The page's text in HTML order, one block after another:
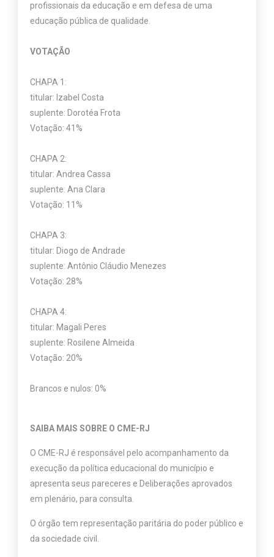
profissionais da educação e em defesa de uma
educação pública de qualidade.
VOTAÇÃO
CHAPA 1:
titular: Izabel Costa
suplente: Dorotéa Frota
Votação: 41%
CHAPA 2:
titular: Andrea Cassa
suplente: Ana Clara
Votação: 11%
CHAPA 3:
titular: Diogo de Andrade
suplente: Antônio Cláudio Menezes
Votação: 28%
CHAPA 4:
titular: Magali Peres
suplente: Rosilene Almeida
Votação: 20%
Brancos e nulos: 0%
SAIBA MAIS SOBRE O CME-RJ
O CME-RJ é responsável pelo acompanhamento da
execução da política educacional do município e
apresenta seus pareceres e Deliberações aprovados
em plenário, para consulta.
O órgão tem representação paritária do poder público e
da sociedade civil.